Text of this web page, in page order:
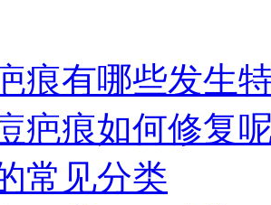
痕有哪些发生
疤痕如何修复
常见分类